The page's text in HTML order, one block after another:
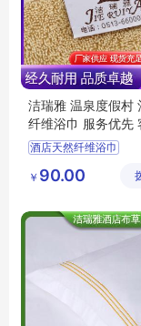
洁瑞雅 温泉度假村
纤维浴巾 服务优先
吸水柔软
酒店天然纤维浴巾
民宿布草 宾馆浴巾
￥ 90.00